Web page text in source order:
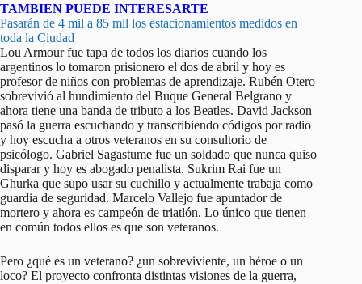
TAMBIEN PUEDE INTERESARTE
Pasarán de 4 mil a 85 mil los estacionamientos medidos en
toda la Ciudad
Lou Armour fue tapa de todos los diarios cuando los
argentinos lo tomaron prisionero el dos de abril y hoy es
profesor de niños con problemas de aprendizaje. Rubén Otero
sobrevivió al hundimiento del Buque General Belgrano y
ahora tiene una banda de tributo a los Beatles. David Jackson
pasó la guerra escuchando y transcribiendo códigos por radio
y hoy escucha a otros veteranos en su consultorio de
psicólogo. Gabriel Sagastume fue un soldado que nunca quiso
disparar y hoy es abogado penalista. Sukrim Rai fue un
Ghurka que supo usar su cuchillo y actualmente trabaja como
guardia de seguridad. Marcelo Vallejo fue apuntador de
mortero y ahora es campeón de triatlón. Lo único que tienen
en común todos ellos es que son veteranos.
Pero ¿qué es un veterano? ¿un sobreviviente, un héroe o un
loco? El proyecto confronta distintas visiones de la guerra,